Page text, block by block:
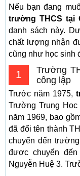
Nếu bạn đang
trường THCS tại
danh sách này.
chất lượng nhận
cũng như học sinh
1
Trường
công lập
Trước năm 1975,
Trường Trung
năm 1969, bao
đã đổi tên thành
chuyển đến
được chuyển
Nguyễn Huệ 3.